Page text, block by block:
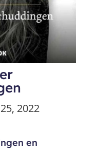
2022
en